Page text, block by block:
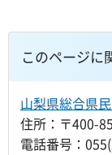
このページに
山梨県総合県
住所：〒400-
電話番号：